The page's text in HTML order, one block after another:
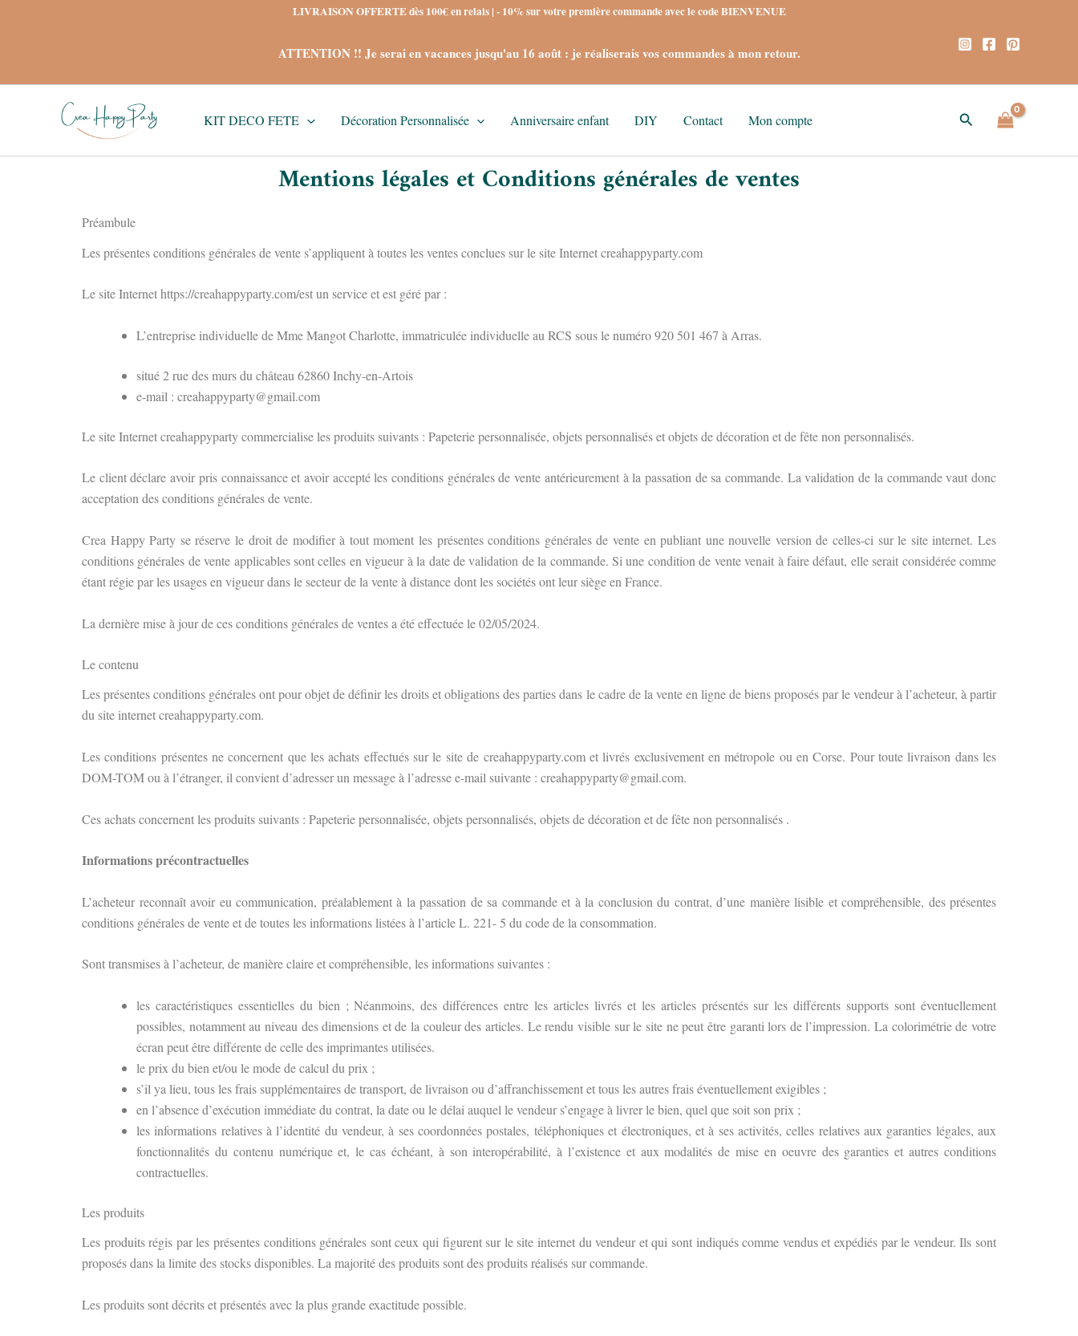
LIVRAISON OFFERTE dès 100€ en relais | - 10% sur votre première commande avec le code BIENVENUE
ATTENTION !! Je serai en vacances jusqu'au 16 août : je réaliserais vos commandes à mon retour.
KIT DECO FETE Décoration Personnalisée Anniversaire enfant DIY Contact Mon compte Rechercher
Mentions légales et Conditions générales de ventes
Préambule
Les présentes conditions générales de vente s’appliquent à toutes les ventes conclues sur le site Internet creahappyparty.com
Le site Internet https://creahappyparty.com/est un service et est géré par :
L’entreprise individuelle de Mme Mangot Charlotte, immatriculée individuelle au RCS sous le numéro 920 501 467 à Arras.
situé 2 rue des murs du château 62860 Inchy-en-Artois
e-mail : creahappyparty@gmail.com
Le site Internet creahappyparty commercialise les produits suivants : Papeterie personnalisée, objets personnalisés et objets de décoration et de fête non personnalisés.
Le client déclare avoir pris connaissance et avoir accepté les conditions générales de vente antérieurement à la passation de sa commande. La validation de la commande vaut donc
acceptation des conditions générales de vente.
Crea Happy Party se réserve le droit de modifier à tout moment les présentes conditions générales de vente en publiant une nouvelle version de celles-ci sur le site internet. Les
conditions générales de vente applicables sont celles en vigueur à la date de validation de la commande. Si une condition de vente venait à faire défaut, elle serait considérée comme
étant régie par les usages en vigueur dans le secteur de la vente à distance dont les sociétés ont leur siège en France.
La dernière mise à jour de ces conditions générales de ventes a été effectuée le 02/05/2024.
Le contenu
Les présentes conditions générales ont pour objet de définir les droits et obligations des parties dans le cadre de la vente en ligne de biens proposés par le vendeur à l’acheteur, à partir
du site internet creahappyparty.com.
Les conditions présentes ne concernent que les achats effectués sur le site de creahappyparty.com et livrés exclusivement en métropole ou en Corse. Pour toute livraison dans les
DOM-TOM ou à l’étranger, il convient d’adresser un message à l’adresse e-mail suivante : creahappyparty@gmail.com.
Ces achats concernent les produits suivants : Papeterie personnalisée, objets personnalisés, objets de décoration et de fête non personnalisés .
Informations précontractuelles
L’acheteur reconnaît avoir eu communication, préalablement à la passation de sa commande et à la conclusion du contrat, d’une manière lisible et compréhensible, des présentes
conditions générales de vente et de toutes les informations listées à l’article L. 221- 5 du code de la consommation.
Sont transmises à l’acheteur, de manière claire et compréhensible, les informations suivantes :
les caractéristiques essentielles du bien ; Néanmoins, des différences entre les articles livrés et les articles présentés sur les différents supports sont éventuellement
possibles, notamment au niveau des dimensions et de la couleur des articles. Le rendu visible sur le site ne peut être garanti lors de l’impression. La colorimétrie de votre
écran peut être différente de celle des imprimantes utilisées.
le prix du bien et/ou le mode de calcul du prix ;
s’il ya lieu, tous les frais supplémentaires de transport, de livraison ou d’affranchissement et tous les autres frais éventuellement exigibles ;
en l’absence d’exécution immédiate du contrat, la date ou le délai auquel le vendeur s’engage à livrer le bien, quel que soit son prix ;
les informations relatives à l’identité du vendeur, à ses coordonnées postales, téléphoniques et électroniques, et à ses activités, celles relatives aux garanties légales, aux
fonctionnalités du contenu numérique et, le cas échéant, à son interopérabilité, à l’existence et aux modalités de mise en oeuvre des garanties et autres conditions
contractuelles.
Les produits
Les produits régis par les présentes conditions générales sont ceux qui figurent sur le site internet du vendeur et qui sont indiqués comme vendus et expédiés par le vendeur. Ils sont
proposés dans la limite des stocks disponibles. La majorité des produits sont des produits réalisés sur commande.
Les produits sont décrits et présentés avec la plus grande exactitude possible.